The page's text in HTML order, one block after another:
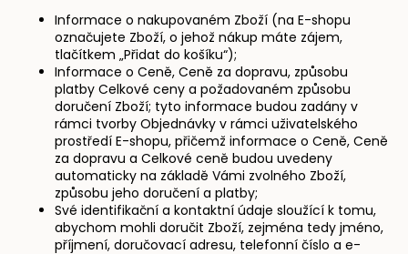
Informace o nakupovaném Zboží (na E-shopu
označujete Zboží, o jehož nákup máte zájem,
tlačítkem „Přidat do košíku“);
Informace o Ceně, Ceně za dopravu, způsobu
platby Celkové ceny a požadovaném způsobu
doručení Zboží; tyto informace budou zadány v
rámci tvorby Objednávky v rámci uživatelského
prostředí E-shopu, přičemž informace o Ceně, Ceně
za dopravu a Celkové ceně budou uvedeny
automaticky na základě Vámi zvolného Zboží,
způsobu jeho doručení a platby;
Své identifikační a kontaktní údaje sloužící k tomu,
abychom mohli doručit Zboží, zejména tedy jméno,
příjmení, doručovací adresu, telefonní číslo a e-